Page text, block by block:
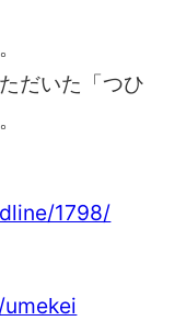
だいた「つひ
1798/